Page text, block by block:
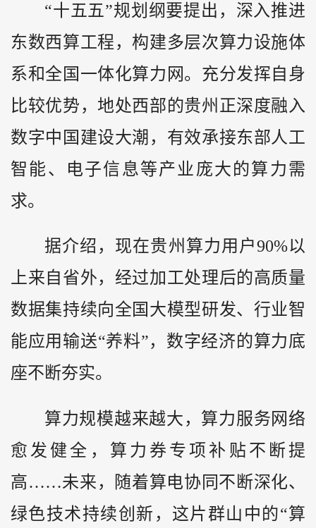
“十五五”规划纲要提出，深入推进
东数西算工程，构建多层次算力设施体
系和全国一体化算力网。充分发挥自身
比较优势，地处西部的贵州正深度融入
数字中国建设大潮，有效承接东部人工
智能、电子信息等产业庞大的算力需
求。
据介绍，现在贵州算力用户90%以
上来自省外，经过加工处理后的高质量
数据集持续向全国大模型研发、行业智
能应用输送“养料”，数字经济的算力底
座不断夯实。
算力规模越来越大，算力服务网络
愈发健全，算力券专项补贴不断提
高……未来，随着算电协同不断深化、
绿色技术持续创新，这片群山中的“算